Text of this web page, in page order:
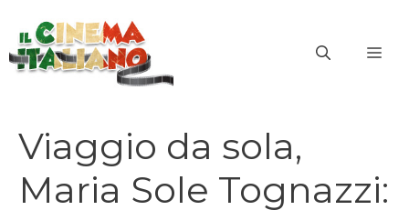
contenuto
Viaggio da sola,
Maria Sole Tognazzi: